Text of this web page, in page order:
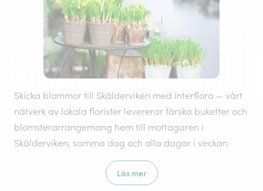
Skicka blommor till Skälderviken med Interflora — vårt
nätverk av lokala florister levererar färska buketter och
blomsterarrangemang hem till mottagaren i
Skälderviken, samma dag och alla dagar i veckan.
Läs mer